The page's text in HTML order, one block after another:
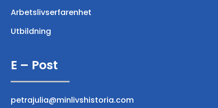
Arbetslivserfarenhet
Utbildning
E – Post
petrajulia@minlivshistoria.com